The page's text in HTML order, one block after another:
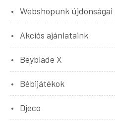
Webshopunk újdonságai
Akciós ajánlataink
Beyblade X
Bébijátékok
Djeco